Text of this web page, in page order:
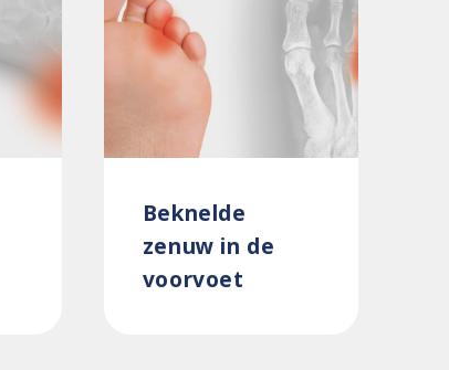
Beknelde
zenuw in de
voorvoet